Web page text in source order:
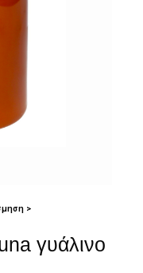
γυάλινο